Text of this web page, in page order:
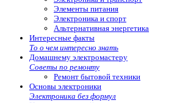
Элементы питания
Электроника и спорт
Альтернативная энергетика
Интересные факты
То о чем интересно знать
Домашнему электромастеру
Советы по ремонту
Ремонт бытовой техники
Основы электроники
Электроника без формул